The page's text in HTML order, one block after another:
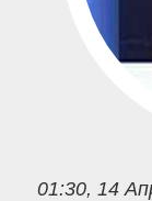
01:30, 14